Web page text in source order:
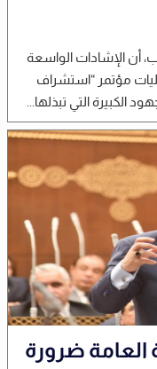
أن الإشادات الواسعة
مؤتمر “استشراف
التي تبذلها...
العامة ضرورة